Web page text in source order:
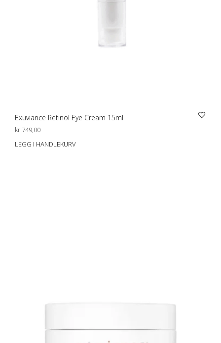
Exuviance Retinol Eye Cream 15ml
kr 749,00
LEGG I HANDLEKURV